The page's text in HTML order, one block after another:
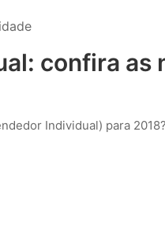
confira as
Individual) para